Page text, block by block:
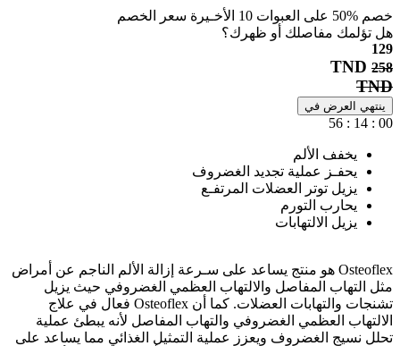
خصم %50 على العبوات 10 الأخـيرة سعر الخصم
هل تؤلمك مفاصلك أو ظهرك؟
129
TND 258
TND
ينتهي العرض في
00
:
14
:
56
يخفف الألم
يحفـز عملية تجديد الغضروف
يزيل توتر العضلات المرتفـع
يحارب التورم
يزيل الالتهابات
Osteoflex هو منتج يساعد على سـرعة إزالة الألم الناجم عن أمراض
مثل التهاب المفاصل والالتهاب العظمي الغضروفي حيث يزيل
تشنجات والتهابات العضلات. كما أن Osteoflex فعال في علاج
الالتهاب العظمي الغضروفي والتهاب المفاصل لأنه يبطئ عملية
تحلل نسيج الغضروف ويعزز عملية التمثيل الغذائي مما يساعد على